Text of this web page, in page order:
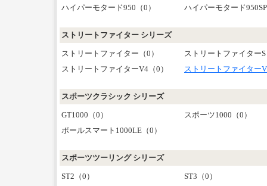
ハイパーモタード950（0）
ハイパーモタード
ストリートファイター シリーズ
ストリートファイター（0）
ストリートファイター
ストリートファイターV4（0）
ストリートファイター
スポーツクラシック シリーズ
GT1000（0）
スポーツ1000（0）
ポールスマート1000LE（0）
スポーツツーリング シリーズ
ST2（0）
ST3（0）